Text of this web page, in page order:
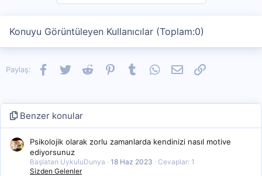
Konuyu Görüntüleyen Kullanıcılar (Toplam:0)
Paylaş: Facebook
TwitterReddit PinterestTumblrWhatsApp
E-postaLink
Benzer konular
Psikolojik olarak zorlu zamanlarda kendinizi nasıl motive
ediyorsunuz
Başlatan UykuluDunya 18 Haz 2023
Cevaplar: 1
Sizden Gelenler